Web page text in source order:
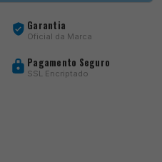
Garantia
Oficial da Marca
Pagamento Seguro
SSL Encriptado